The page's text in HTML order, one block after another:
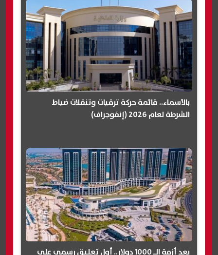
بالأسماء.. قائمة حركة ترقيات وتنقلات ضباط
الشرطة لعام 2026 (إنفوجراف)
بعد أزمة الـ 1000 دولار.. أول تعليق رسمي على